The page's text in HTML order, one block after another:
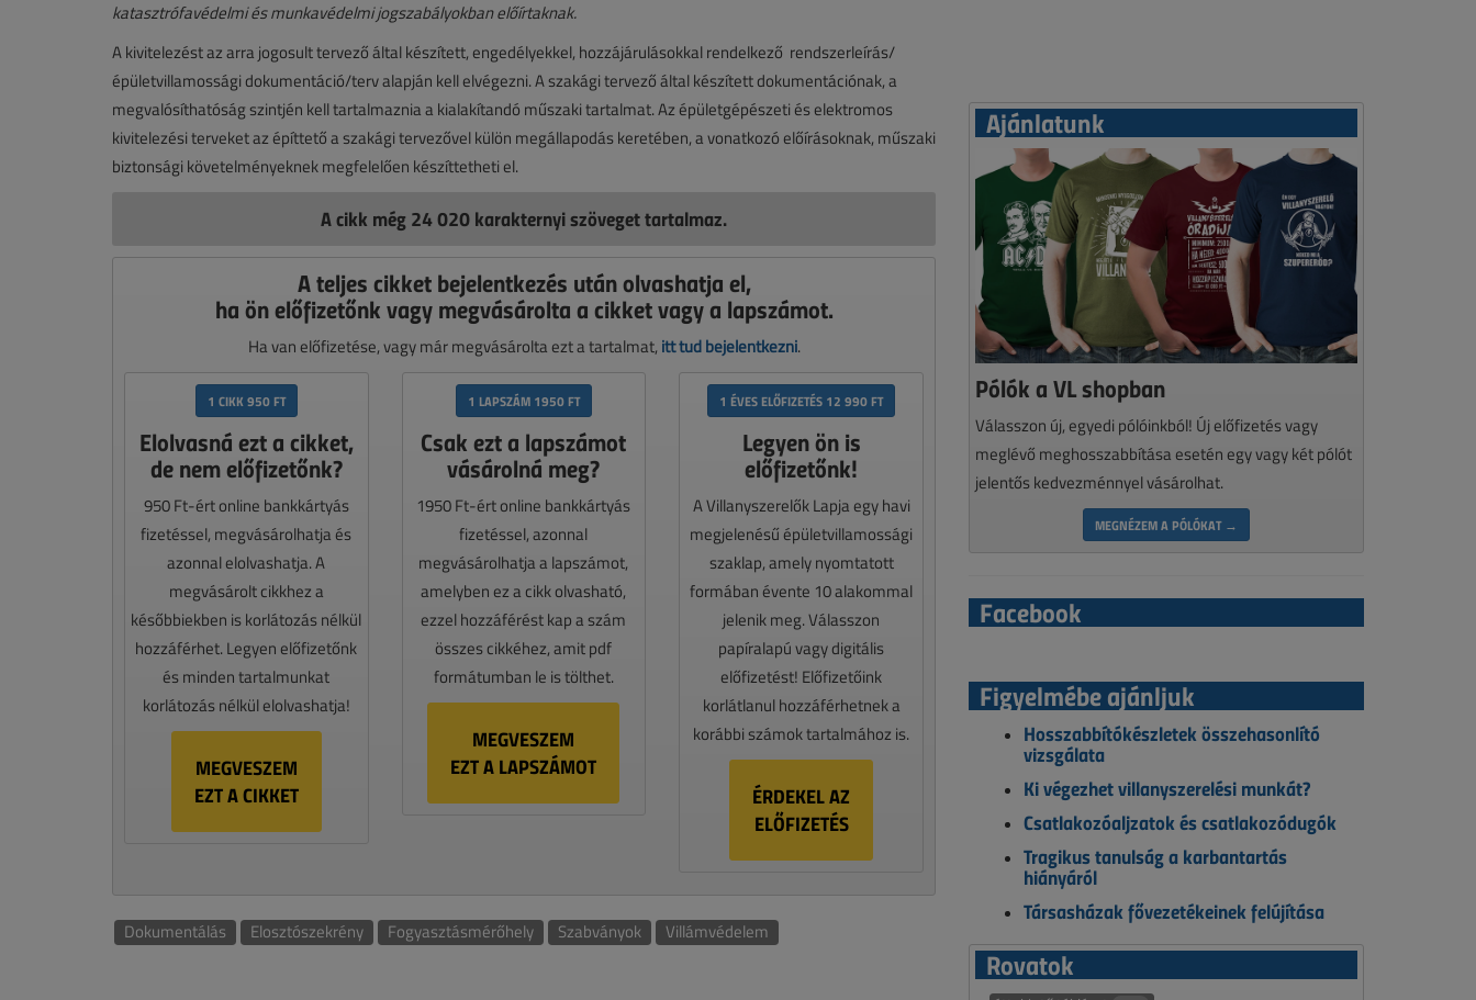
katasztrófavédelmi és munkavédelmi jogszabályokban előírtaknak.
A kivitelezést az arra jogosult tervező által készített, engedélyekkel, hozzájárulásokkal rendelkező rendszerleírás/
épületvillamossági dokumentáció/terv alapján kell elvégezni. A szakági tervező által készített dokumentációnak, a
megvalósíthatóság szintjén kell tartalmaznia a kialakítandó műszaki tartalmat. Az épületgépészeti és elektromos
kivitelezési terveket az építtető a szakági tervezővel külön megállapodás keretében, a vonatkozó előírásoknak, műszaki
biztonsági követelményeknek megfelelően készíttetheti el.
A cikk még 24 020 karakternyi szöveget tartalmaz.
A teljes cikket bejelentkezés után olvashatja el,
ha ön előfizetőnk vagy megvásárolta a cikket vagy a lapszámot.
Ha van előfizetése, vagy már megvásárolta ezt a tartalmat, itt tud bejelentkezni.
1 CIKK 950 FT
Elolvasná ezt a cikket,
de nem előfizetőnk?
950 Ft-ért online bankkártyás
fizetéssel, megvásárolhatja és
azonnal elolvashatja. A
megvásárolt cikkhez a
későbbiekben is korlátozás nélkül
hozzáférhet. Legyen előfizetőnk
és minden tartalmunkat
korlátozás nélkül elolvashatja!
MEGVESZEM
EZT A CIKKET
1 LAPSZÁM 1950 FT
Csak ezt a lapszámot
vásárolná meg?
1950 Ft-ért online bankkártyás
fizetéssel, azonnal
megvásárolhatja a lapszámot,
amelyben ez a cikk olvasható,
ezzel hozzáférést kap a szám
összes cikkéhez, amit pdf
formátumban le is tölthet.
MEGVESZEM
EZT A LAPSZÁMOT
1 ÉVES ELŐFIZETÉS 12 990 FT
Legyen ön is
előfizetőnk!
A Villanyszerelők Lapja egy havi
megjelenésű épületvillamossági
szaklap, amely nyomtatott
formában évente 10 alakommal
jelenik meg. Válasszon
papíralapú vagy digitális
előfizetést! Előfizetőink
korlátlanul hozzáférhetnek a
korábbi számok tartalmához is.
ÉRDEKEL AZ
ELŐFIZETÉS
Dokumentálás Elosztószekrény Fogyasztásmérőhely Szabványok Villámvédelem
Ajánlatunk
Pólók a VL shopban
Válasszon új, egyedi pólóinkból! Új előfizetés vagy
meglévő meghosszabbítása esetén egy vagy két pólót
jelentős kedvezménnyel vásárolhat.
MEGNÉZEM A PÓLÓKAT →
Facebook
Figyelmébe ajánljuk
Hosszabbítókészletek összehasonlító
vizsgálata
Ki végezhet villanyszerelési munkát?
Csatlakozóaljzatok és csatlakozódugók
Tragikus tanulság a karbantartás
hiányáról
Társasházak fővezetékeinek felújítása
Rovatok